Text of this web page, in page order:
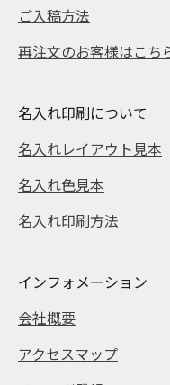
ご入稿方法
再注文のお客様はこち
名入れ印刷について
名入れレイアウト見本
名入れ色見本
名入れ印刷方法
インフォメーション
会社概要
アクセスマップ